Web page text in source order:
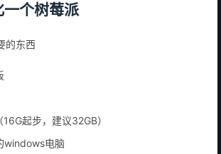
个树莓派
的东西
起步，建议32GB）
windows电脑